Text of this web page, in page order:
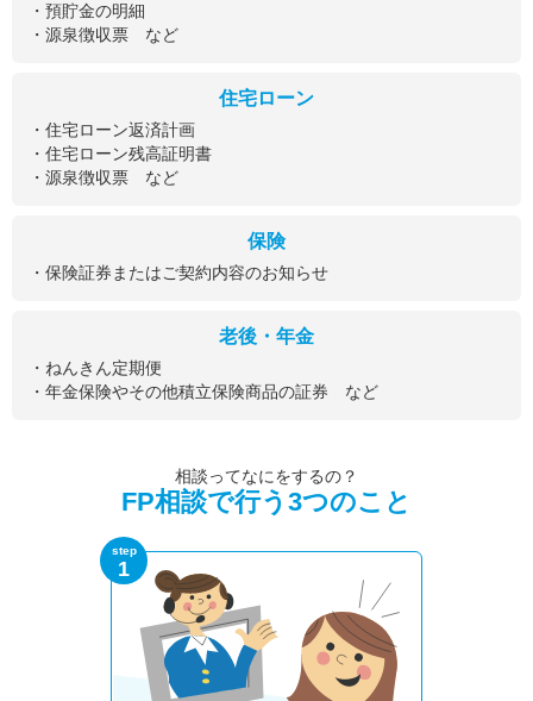
・預貯金の明細
・源泉徴収票 など
住宅ローン
・住宅ローン返済計画
・住宅ローン残高証明書
・源泉徴収票 など
保険
・保険証券またはご契約内容のお知らせ
老後・年金
・ねんきん定期便
・年金保険やその他積立保険商品の証券 など
相談ってなにをするの？
FP相談で行う3つのこと
step
1